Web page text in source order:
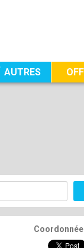
AUTRES